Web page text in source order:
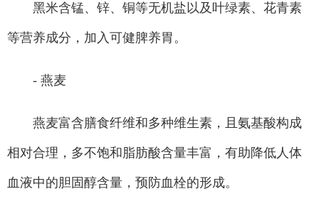
黑米含锰、锌、铜等无机盐以及叶绿素、花青素
等营养成分，加入可健脾养胃。
- 燕麦
燕麦富含膳食纤维和多种维生素，且氨基酸构成
相对合理，多不饱和脂肪酸含量丰富，有助降低人体
血液中的胆固醇含量，预防血栓的形成。